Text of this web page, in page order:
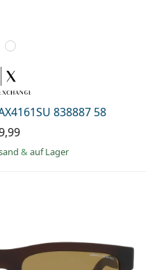
838887 58
& auf Lager